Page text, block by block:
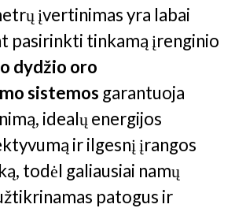
įvertinimas yra labai
pasirinkti tinkamą įrenginio
dydžio oro
sistemos garantuoja
idealų energijos
ir ilgesnį įrangos
todėl galiausiai namų
patogus ir